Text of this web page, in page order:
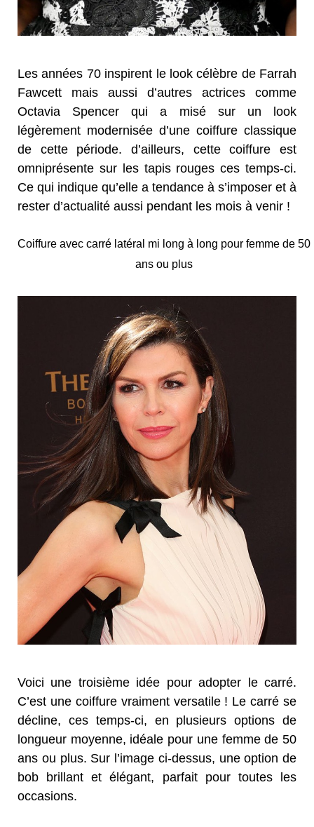
Les années 70 inspirent le look célèbre de Farrah
Fawcett mais aussi d’autres actrices comme
Octavia Spencer qui a misé sur un look
légèrement modernisée d’une coiffure classique
de cette période. d’ailleurs, cette coiffure est
omniprésente sur les tapis rouges ces temps-ci.
Ce qui indique qu’elle a tendance à s’imposer et à
rester d’actualité aussi pendant les mois à venir !
Coiffure avec carré latéral mi long à long pour femme de 50
ans ou plus
Voici une troisième idée pour adopter le carré.
C’est une coiffure vraiment versatile ! Le carré se
décline, ces temps-ci, en plusieurs options de
longueur moyenne, idéale pour une femme de 50
ans ou plus. Sur l’image ci-dessus, une option de
bob brillant et élégant, parfait pour toutes les
occasions.